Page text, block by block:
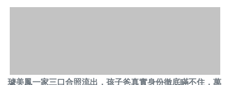
璩美鳳一家三口合照流出，孩子爸真實身份徹底瞞不住，萬